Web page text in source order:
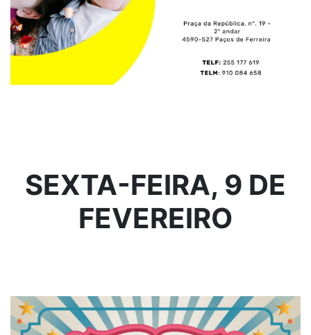
SEXTA-FEIRA, 9 DE
FEVEREIRO